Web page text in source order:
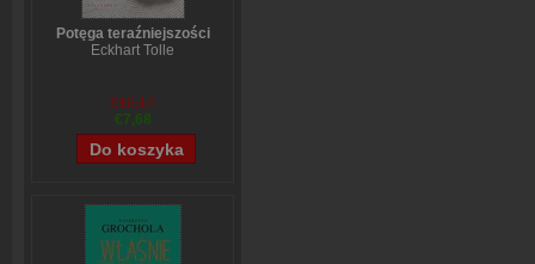
Potęga teraźniejszości
Eckhart Tolle
€10,17
€7,68